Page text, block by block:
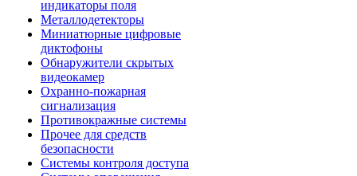
индикаторы поля
Металлодетекторы
Миниатюрные цифровые
диктофоны
Обнаружители скрытых
видеокамер
Охранно-пожарная
сигнализация
Противокражные системы
Прочее для средств
безопасности
Системы контроля доступа